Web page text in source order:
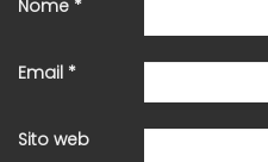
Nome *
Email *
Sito web